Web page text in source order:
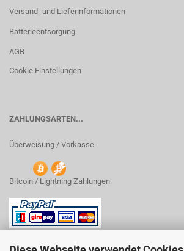
Versand- und Lieferinformationen
Batterieentsorgung
AGB
Cookie Einstellungen
ZAHLUNGSARTEN...
Überweisung / Vorkasse
Bitcoin / Lightning Zahlungen